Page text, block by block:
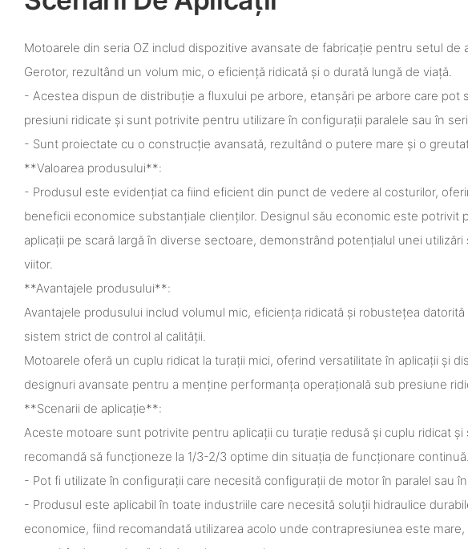
Motoarele din seria OZ includ dispozitive avansate de fabricație pentru setul de
Gerotor, rezultând un volum mic, o eficiență ridicată și o durată lungă de viață.
- Acestea dispun de distribuție a fluxului pe arbore, etanșări pe arbore care pot
presiuni ridicate și sunt potrivite pentru utilizare în configurații paralele sau în
- Sunt proiectate cu o construcție avansată, rezultând o putere mare și o
**Valoarea produsului**:
- Produsul este evidențiat ca fiind eficient din punct de vedere al costurilor,
beneficii economice substanțiale clienților. Designul său economic este potrivit
aplicații pe scară largă în diverse sectoare, demonstrând potențialul unei utilizări
viitor.
**Avantajele produsului**:
Avantajele produsului includ volumul mic, eficiența ridicată și robustețea datorită
sistem strict de control al calității.
Motoarele oferă un cuplu ridicat la turații mici, oferind versatilitate în aplicații și
designuri avansate pentru a menține performanța operațională sub presiune
**Scenarii de aplicație**:
Aceste motoare sunt potrivite pentru aplicații cu turație redusă și cuplu ridicat și
recomandă să funcționeze la 1/3-2/3 optime din situația de funcționare continuă.
- Pot fi utilizate în configurații care necesită configurații de motor în paralel sau
- Produsul este aplicabil în toate industriile care necesită soluții hidraulice
economice, fiind recomandată utilizarea acolo unde contrapresiunea este mare,